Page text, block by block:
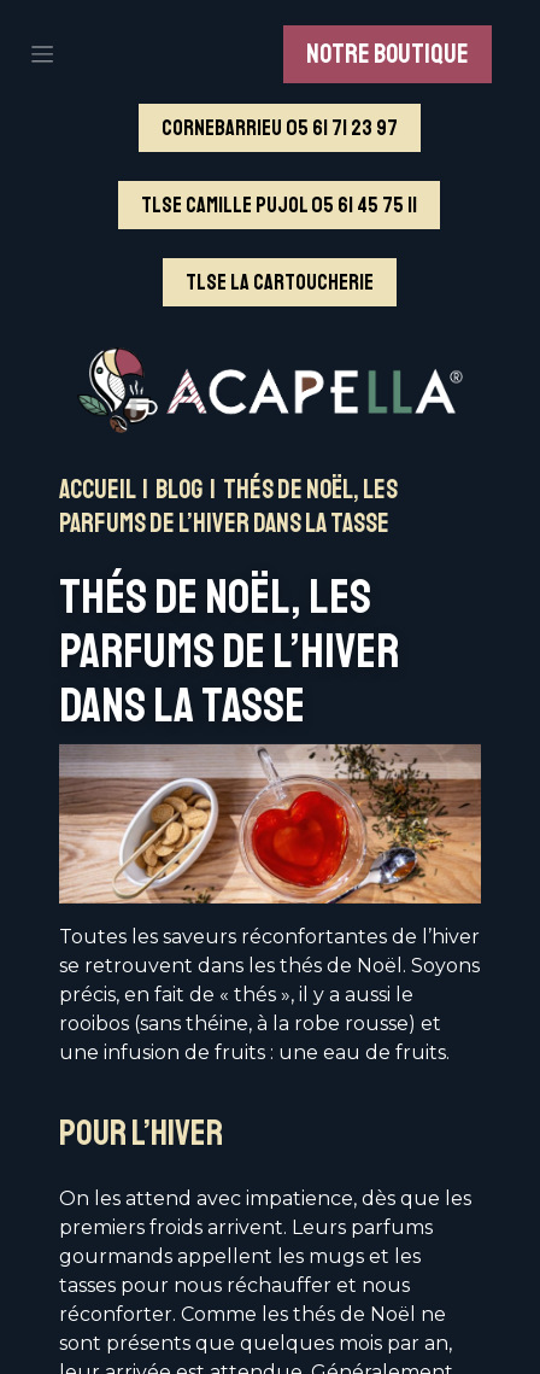
content
Commandez !
CORNEBARRIEU 05 61 71 23 97
TLSE Camille Pujol 05 61 45 75 11
TLSE La CARTOUCHERIE
NOTRE BOUTIQUE
Accueil| Blog | Thés de Noël, les
parfums de l’hiver dans la tasse
Thés de Noël, les
parfums de l’hiver
dans la tasse
Toutes les saveurs réconfortantes de l’hiver
se retrouvent dans les thés de Noël. Soyons
précis, en fait de « thés », il y a aussi le
rooibos (sans théine, à la robe rousse) et
une infusion de fruits : une eau de fruits.
Pour l’hiver
On les attend avec impatience, dès que les
premiers froids arrivent. Leurs parfums
gourmands appellent les mugs et les
tasses pour nous réchauffer et nous
réconforter. Comme les thés de Noël ne
sont présents que quelques mois par an,